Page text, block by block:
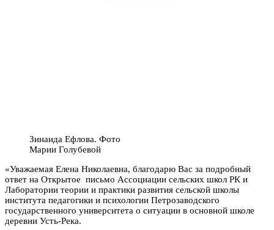
Зинаида Ефлова. Фото
Марии Голубевой
«Уважаемая Елена Николаевна, благодарю Вас за подробный
ответ на Открытое письмо Ассоциации сельских школ РК и
Лаборатории теории и практики развития сельской школы
института педагогики и психологии Петрозаводского
государственного университета о ситуации в основной школе
деревни Усть-Река.